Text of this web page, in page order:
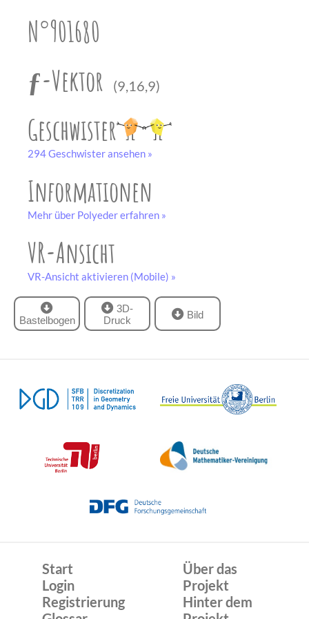
N°901680
ƒ-Vektor
(9,16,9)
Geschwister
294 Geschwister ansehen »
Informationen
Mehr über Polyeder erfahren »
VR-Ansicht
VR-Ansicht aktivieren (Mobile) »
Bastelbogen
3D-
Druck
Bild
Start
Login
Registrierung
Über das
Projekt
Hinter dem